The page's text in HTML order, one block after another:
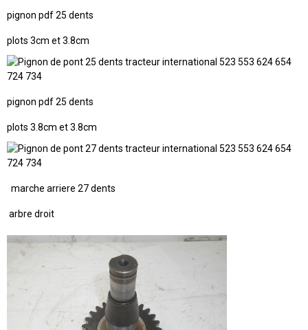
pignon pdf 25 dents
plots 3cm et 3.8cm
pignon pdf 25 dents
plots 3.8cm et 3.8cm
marche arriere 27 dents
arbre droit